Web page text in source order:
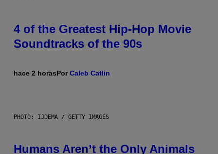
4 of the Greatest Hip-Hop Movie
Soundtracks of the 90s
hace 2 horasPorCaleb Catlin
PHOTO: IJDEMA / GETTY IMAGES
Humans Aren’t the Only Animals